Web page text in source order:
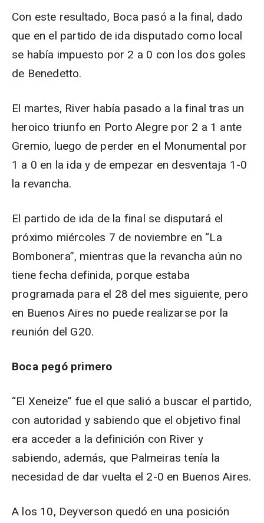
Con este resultado, Boca pasó a la final, dado
que en el partido de ida disputado como local
se había impuesto por 2 a 0 con los dos goles
de Benedetto.
El martes, River había pasado a la final tras un
heroico triunfo en Porto Alegre por 2 a 1 ante
Gremio, luego de perder en el Monumental por
1 a 0 en la ida y de empezar en desventaja 1-0
la revancha.
El partido de ida de la final se disputará el
próximo miércoles 7 de noviembre en “La
Bombonera”, mientras que la revancha aún no
tiene fecha definida, porque estaba
programada para el 28 del mes siguiente, pero
en Buenos Aires no puede realizarse por la
reunión del G20.
Boca pegó primero
“El Xeneize” fue el que salió a buscar el partido,
con autoridad y sabiendo que el objetivo final
era acceder a la definición con River y
sabiendo, además, que Palmeiras tenía la
necesidad de dar vuelta el 2-0 en Buenos Aires.
A los 10, Deyverson quedó en una posición